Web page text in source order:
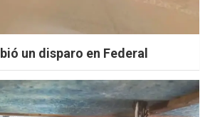
un disparo en Federal